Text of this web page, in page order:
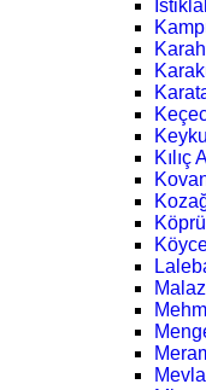
Kılıç